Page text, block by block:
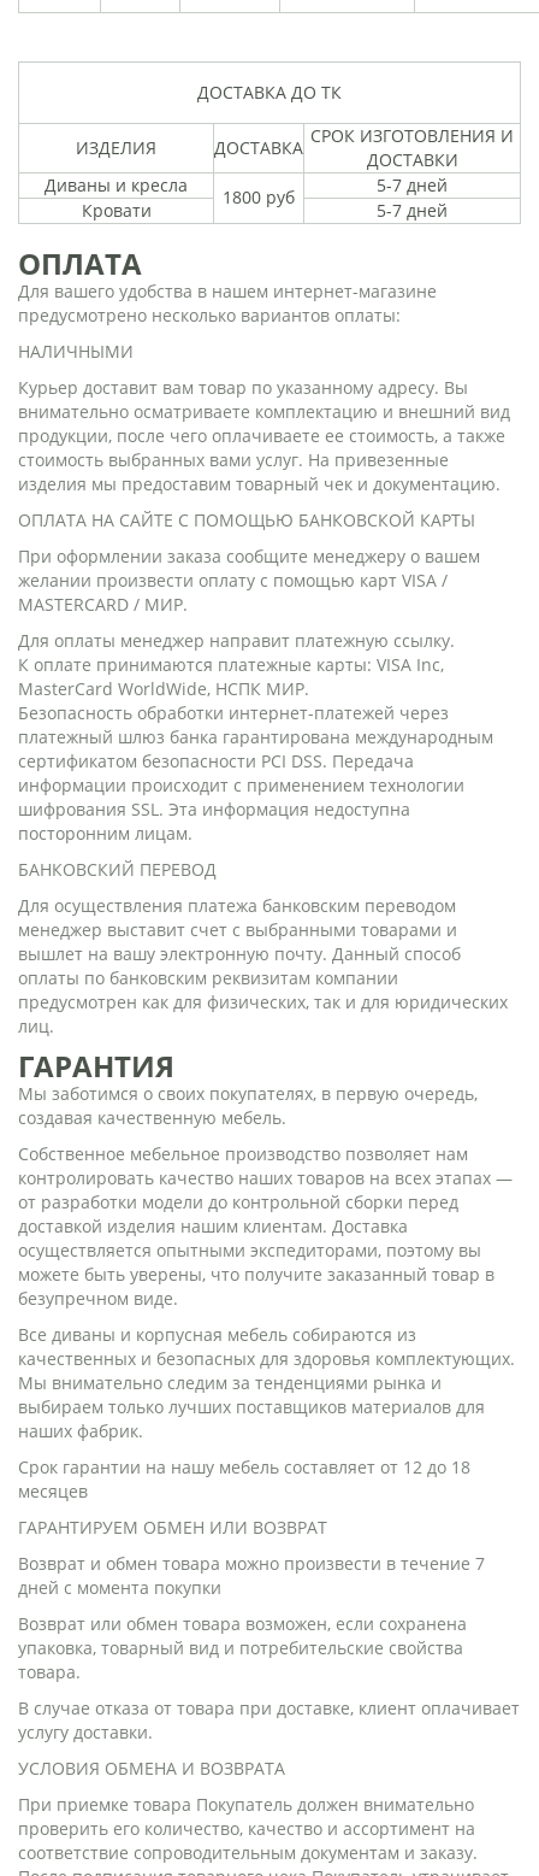
ДОСТАВКА ДО ТК
ИЗДЕЛИЯ ДОСТАВКА
СРОК ИЗГОТОВЛЕНИЯ И
ДОСТАВКИ
Диваны и кресла
1800 руб
5-7 дней
Кровати
5-7 дней
ОПЛАТА
Для вашего удобства в нашем интернет-магазине
предусмотрено несколько вариантов оплаты:
НАЛИЧНЫМИ
Курьер доставит вам товар по указанному адресу. Вы
внимательно осматриваете комплектацию и внешний вид
продукции, после чего оплачиваете ее стоимость, а также
стоимость выбранных вами услуг. На привезенные
изделия мы предоставим товарный чек и документацию.
ОПЛАТА НА САЙТЕ С ПОМОЩЬЮ БАНКОВСКОЙ КАРТЫ
При оформлении заказа сообщите менеджеру о вашем
желании произвести оплату с помощью карт VISA /
MASTERCARD / МИР.
Для оплаты менеджер направит платежную ссылку.
К оплате принимаются платежные карты: VISA Inc,
MasterCard WorldWide, НСПК МИР.
Безопасность обработки интернет-платежей через
платежный шлюз банка гарантирована международным
сертификатом безопасности PCI DSS. Передача
информации происходит с применением технологии
шифрования SSL. Эта информация недоступна
посторонним лицам.
БАНКОВСКИЙ ПЕРЕВОД
Для осуществления платежа банковским переводом
менеджер выставит счет с выбранными товарами и
вышлет на вашу электронную почту. Данный способ
оплаты по банковским реквизитам компании
предусмотрен как для физических, так и для юридических
лиц.
ГАРАНТИЯ
Мы заботимся о своих покупателях, в первую очередь,
создавая качественную мебель.
Собственное мебельное производство позволяет нам
контролировать качество наших товаров на всех этапах —
от разработки модели до контрольной сборки перед
доставкой изделия нашим клиентам. Доставка
осуществляется опытными экспедиторами, поэтому вы
можете быть уверены, что получите заказанный товар в
безупречном виде.
Все диваны и корпусная мебель собираются из
качественных и безопасных для здоровья комплектующих.
Мы внимательно следим за тенденциями рынка и
выбираем только лучших поставщиков материалов для
наших фабрик.
Срок гарантии на нашу мебель составляет от 12 до 18
месяцев
ГАРАНТИРУЕМ ОБМЕН ИЛИ ВОЗВРАТ
Возврат и обмен товара можно произвести в течение 7
дней с момента покупки
Возврат или обмен товара возможен, если сохранена
упаковка, товарный вид и потребительские свойства
товара.
В случае отказа от товара при доставке, клиент оплачивает
услугу доставки.
УСЛОВИЯ ОБМЕНА И ВОЗВРАТА
При приемке товара Покупатель должен внимательно
проверить его количество, качество и ассортимент на
соответствие сопроводительным документам и заказу.